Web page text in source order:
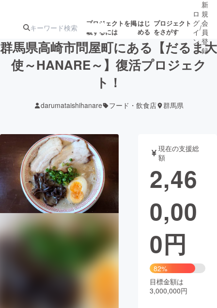
プロジェクトを掲
載するには
はじ
める
プロジェクト
をさがす
注目の新着プロ
テクノロジー・ガジェット
映像・映画 書籍・雑誌
ビジネス・起業 チャレンジ
まちづくり・地域活性化
CAMPFIRE for Social Good
CAMPFIRE Creation
コミュニティ
ロ
グ
イ
ン
/
新
規
会
員
登
録
群馬県高崎市問屋町にある【だるま大
使～HANARE～】復活プロジェク
ト！
darumataishihanare フード・飲食店 群馬県
現在の支援総
額
2,46
0,00
0円
82%
目標金額は
3,000,000円